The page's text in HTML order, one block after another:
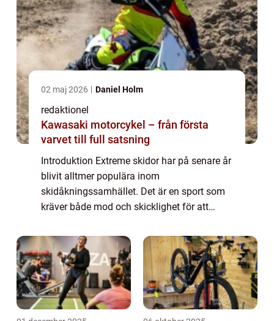
02 maj 2026 Daniel Holm
redaktionel
Kawasaki motorcykel – från första
varvet till full satsning
Introduktion Extreme skidor har på senare år
blivit alltmer populära inom
skidåkningssamhället. Det är en sport som
kräver både mod och skicklighet för att
vi att ge en omfattande översikt över denna
spänn...